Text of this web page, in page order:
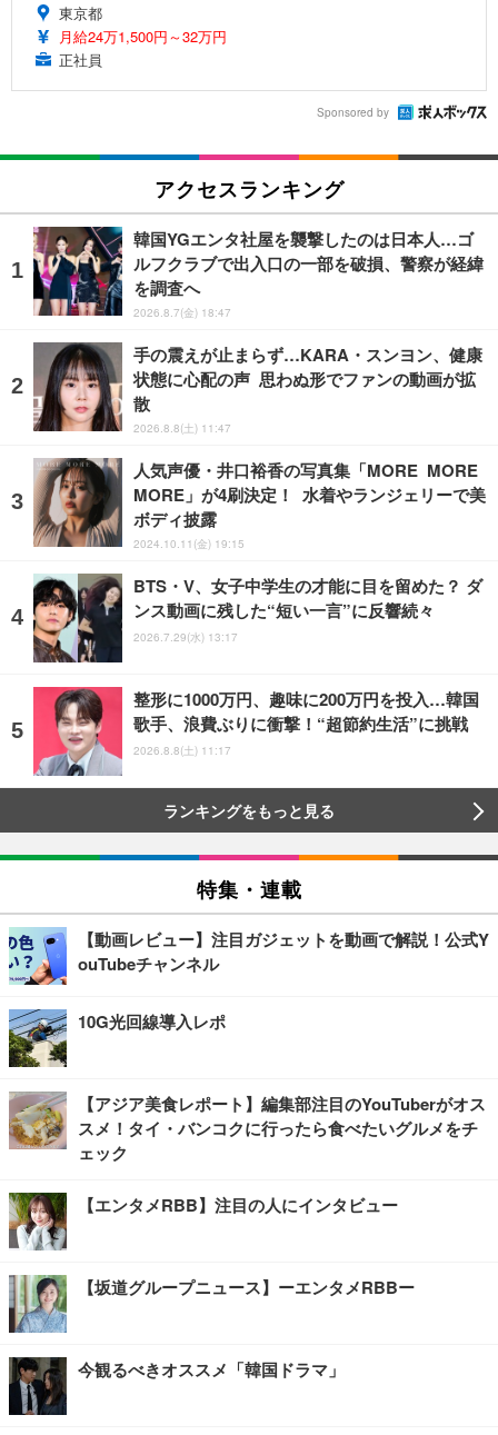
東京都
月給24万1,500円～32万円
正社員
Sponsored by
アクセスランキング
韓国YGエンタ社屋を襲撃したのは日本人…ゴ
ルフクラブで出入口の一部を破損、警察が経緯
を調査へ
2026.8.7(金) 18:47
手の震えが止まらず…KARA・スンヨン、健康
状態に心配の声 思わぬ形でファンの動画が拡
散
2026.8.8(土) 11:47
人気声優・井口裕香の写真集「MORE MORE
MORE」が4刷決定！ 水着やランジェリーで美
ボディ披露
2024.10.11(金) 19:15
BTS・V、女子中学生の才能に目を留めた？ ダ
ンス動画に残した“短い一言”に反響続々
2026.7.29(水) 13:17
整形に1000万円、趣味に200万円を投入…韓国
歌手、浪費ぶりに衝撃！“超節約生活”に挑戦
2026.8.8(土) 11:17
ランキングをもっと見る
特集・連載
【動画レビュー】注目ガジェットを動画で解説！公式Y
ouTubeチャンネル
10G光回線導入レポ
【アジア美食レポート】編集部注目のYouTuberがオス
スメ！タイ・バンコクに行ったら食べたいグルメをチ
ェック
【エンタメRBB】注目の人にインタビュー
【坂道グループニュース】ーエンタメRBBー
今観るべきオススメ「韓国ドラマ」